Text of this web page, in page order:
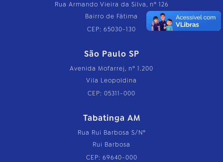
Rua Armando Vieira da Silva, nº 126
Bairro de Fátima
CEP: 65030-130
São Paulo SP
Avenida Mofarrej, nº 1.200
Vila Leopoldina
CEP: 05311-000
Tabatinga AM
Rua Rui Barbosa S/Nº
Rui Barbosa
CEP: 69640-000